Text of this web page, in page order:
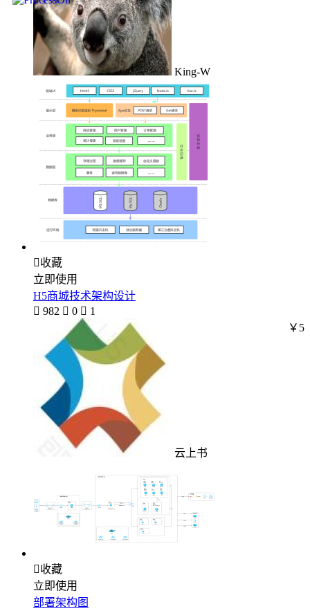
King-W
收藏
立即使用
H5商城技术架构设计
 982  0  1
云上书
￥5
收藏
立即使用
部署架构图